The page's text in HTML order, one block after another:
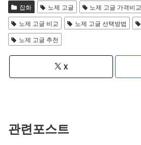
잡화 노제 고글 노제 고글 가격비교
노제 고글 비교
노제 고글 선택방법
노제 고글 추천
X
관련포스트